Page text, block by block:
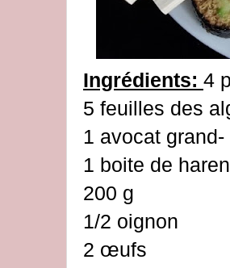
Ingrédients: 4
5 feuilles des
1 avocat grand-
1 boite de
200 g
1/2 oignon
2 œufs